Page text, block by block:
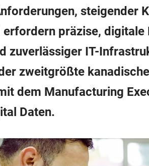
steigender
präzise,
zuverlässiger IT-
zweitgrößte
dem Manufacturing
Daten.